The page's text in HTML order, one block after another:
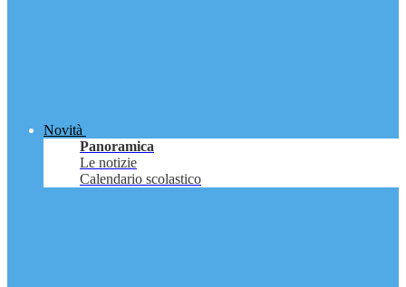
Novità
Panoramica
Le notizie
Calendario scolastico